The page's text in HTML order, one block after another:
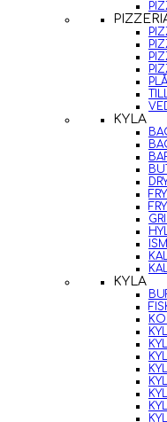
KYLA
KYLA